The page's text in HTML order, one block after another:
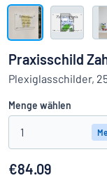
Das Gesuchte nicht
Alle Kategorien
Einloggen
Kundenservice
Privat
Praxisschild
Plexiglasschilder,
Menge wählen
1
€84.09